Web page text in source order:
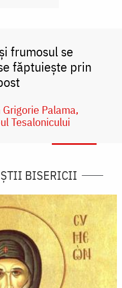
frumosul se
făptuiește prin
Palama,
Tesalonicului
BISERICII